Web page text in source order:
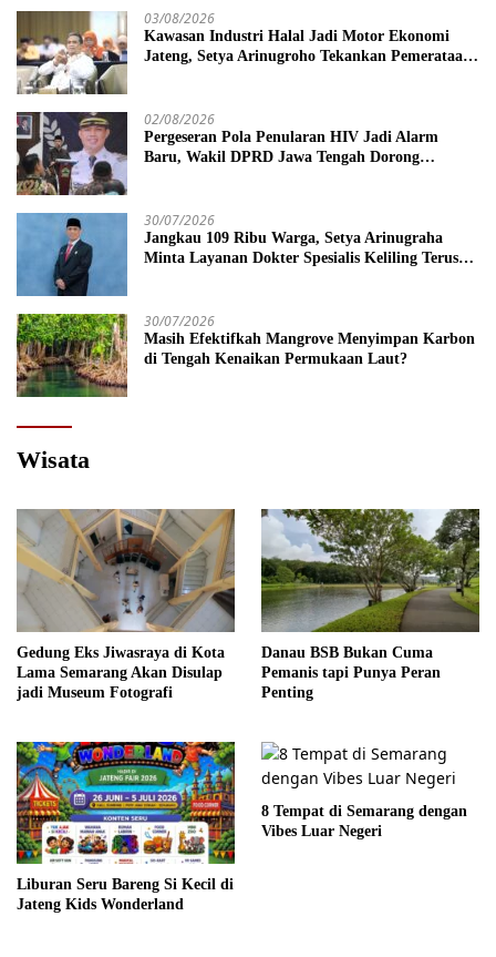
03/08/2026
Kawasan Industri Halal Jadi Motor Ekonomi
Jateng, Setya Arinugroho Tekankan Pemerataan
02/08/2026
Pergeseran Pola Penularan HIV Jadi Alarm
Baru, Wakil DPRD Jawa Tengah Dorong
30/07/2026
Jangkau 109 Ribu Warga, Setya Arinugraha
Minta Layanan Dokter Spesialis Keliling Terus
30/07/2026
Masih Efektifkah Mangrove Menyimpan Karbon
di Tengah Kenaikan Permukaan Laut?
Wisata
Gedung Eks Jiwasraya di Kota
Lama Semarang Akan Disulap
jadi Museum Fotografi
Danau BSB Bukan Cuma
Pemanis tapi Punya Peran
Penting
Liburan Seru Bareng Si Kecil di
Jateng Kids Wonderland
8 Tempat di Semarang dengan
Vibes Luar Negeri